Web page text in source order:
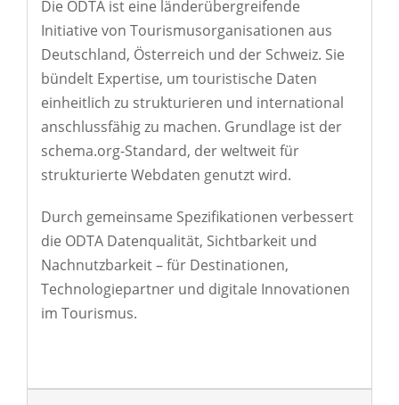
Die ODTA ist eine länderübergreifende
Initiative von Tourismusorganisationen aus
Deutschland, Österreich und der Schweiz. Sie
bündelt Expertise, um touristische Daten
einheitlich zu strukturieren und international
anschlussfähig zu machen. Grundlage ist der
schema.org-Standard, der weltweit für
strukturierte Webdaten genutzt wird.
Durch gemeinsame Spezifikationen verbessert
die ODTA Datenqualität, Sichtbarkeit und
Nachnutzbarkeit – für Destinationen,
Technologiepartner und digitale Innovationen
im Tourismus.